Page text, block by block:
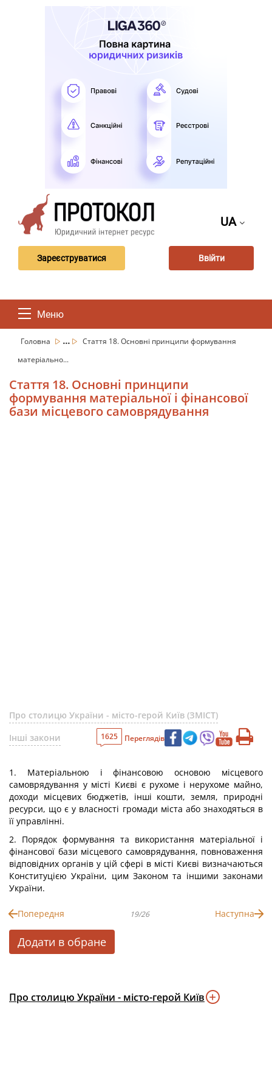
UA
Зареєструватися Ввійти
Меню
Головна ...
Стаття 18. Основні принципи формування
матеріально...
Стаття 18. Основні принципи
формування матеріальної і фінансової
бази місцевого самоврядування
Про столицю України - місто-герой Київ (ЗМІСТ)
Інші закони
1625 Переглядів
1. Матеріальною і фінансовою основою місцевого
самоврядування у місті Києві є рухоме і нерухоме майно,
доходи місцевих бюджетів, інші кошти, земля, природні
ресурси, що є у власності громади міста або знаходяться в
її управлінні.
2. Порядок формування та використання матеріальної і
фінансової бази місцевого самоврядування, повноваження
відповідних органів у цій сфері в місті Києві визначаються
Конституцією України, цим Законом та іншими законами
України.
Попередня 19/26 Наступна
Додати в обране
Про столицю України - місто-герой Київ